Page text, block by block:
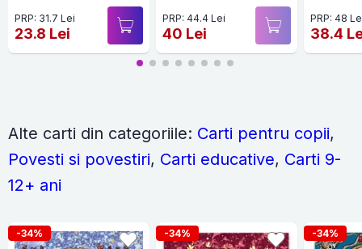
PRP: 31.7 Lei
23.8 Lei
PRP: 44.4 Lei
40 Lei
PRP: 48
38.4
Alte carti din categoriile: Carti pentru copii,
Povesti si povestiri, Carti educative, Carti 9-
12+ ani
-34% -34% -34%